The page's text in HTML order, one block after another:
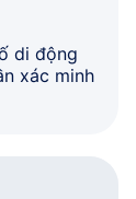
di động
xác minh